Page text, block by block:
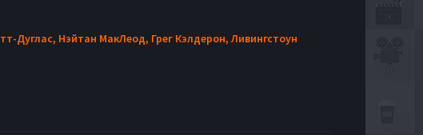
Дуглас, Нэйтан МакЛеод, Грег Кэлдерон,Ливингстоун